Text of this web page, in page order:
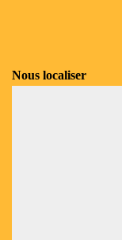
Nous localiser